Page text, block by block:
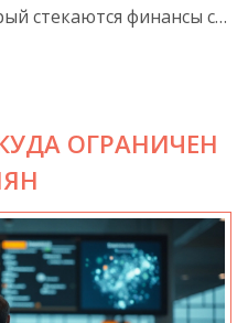
стекаются финансы со
своим
культурным
ОГРАНИЧЕН